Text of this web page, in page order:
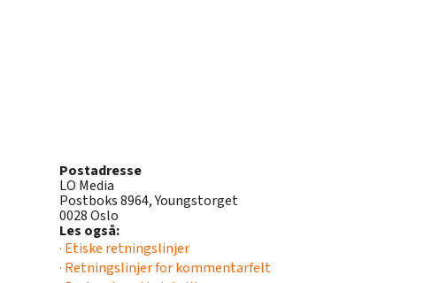
Postadresse
LO Media
Postboks 8964, Youngstorget
0028 Oslo
Les også:
· Etiske retningslinjer
· Retningslinjer for kommentarfelt